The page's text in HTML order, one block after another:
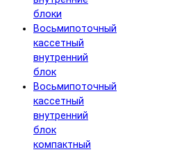
блоки
Восьмипоточный
кассетный
внутренний
блок
Восьмипоточный
кассетный
внутренний
блок
компактный